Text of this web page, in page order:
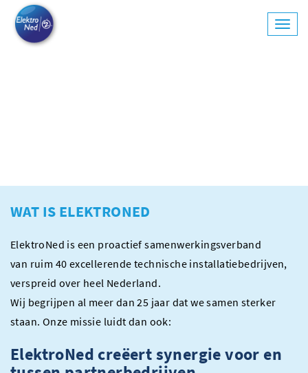
WAT IS ELEKTRONED
ElektroNed is een proactief samenwerkingsverband
van ruim 40 excellerende technische installatiebedrijven,
verspreid over heel Nederland.
Wij begrijpen al meer dan 25 jaar dat we samen sterker
staan. Onze missie luidt dan ook:
ElektroNed creëert synergie voor en